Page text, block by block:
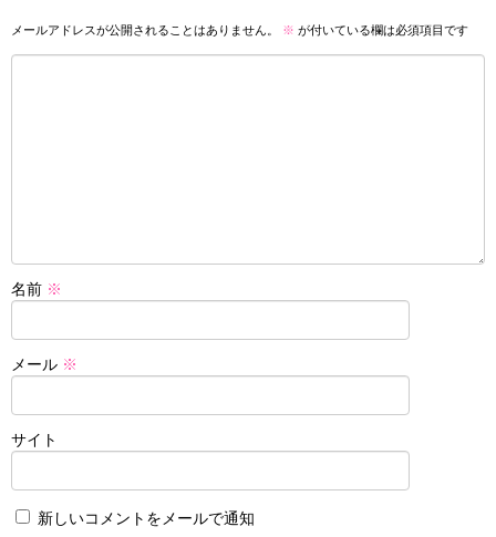
メールアドレスが公開されることはありません。 ※ が付いている欄は必須項目です
名前 ※
メール ※
サイト
新しいコメントをメールで通知